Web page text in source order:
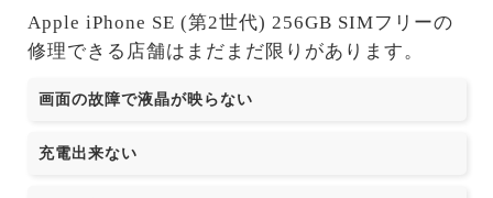
Apple iPhone SE (第2世代) 256GB SIMフリーの
修理できる店舗はまだまだ限りがあります。
画面の故障で液晶が映らない
充電出来ない